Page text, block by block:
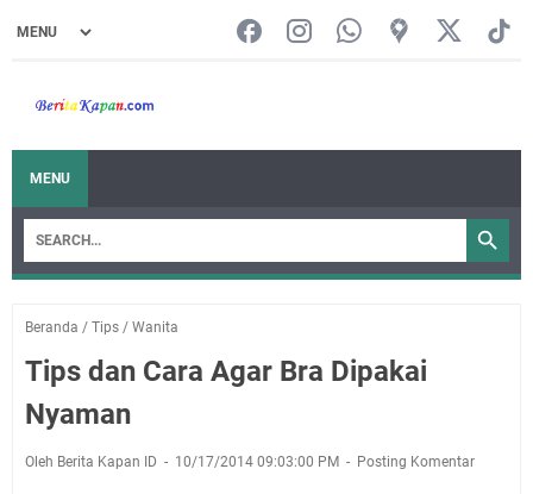
MENU
Beranda / Tips / Wanita
Tips dan Cara Agar Bra Dipakai
Nyaman
Oleh Berita Kapan ID 10/17/2014 09:03:00 PM Posting Komentar